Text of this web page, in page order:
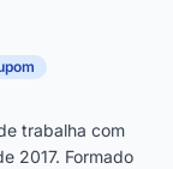
trabalha com
2017. Formado